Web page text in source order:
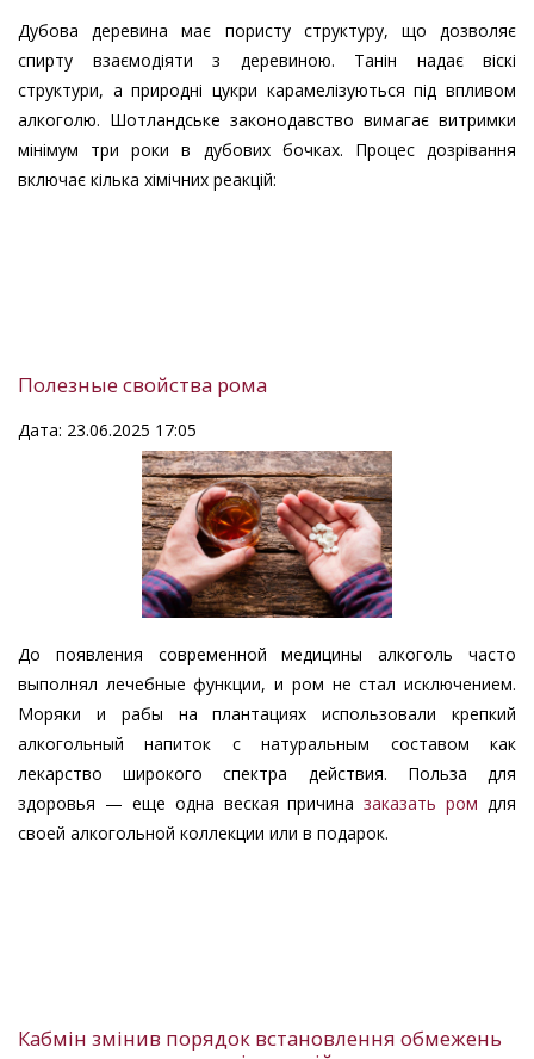
Дубова деревина має пористу структуру, що дозволяє
спирту взаємодіяти з деревиною. Танін надає віскі
структури, а природні цукри карамелізуються під впливом
алкоголю. Шотландське законодавство вимагає витримки
мінімум три роки в дубових бочках. Процес дозрівання
включає кілька хімічних реакцій:
Полезные свойства рома
Дата: 23.06.2025 17:05
До появления современной медицины алкоголь часто
выполнял лечебные функции, и ром не стал исключением.
Моряки и рабы на плантациях использовали крепкий
алкогольный напиток с натуральным составом как
лекарство широкого спектра действия. Польза для
здоровья — еще одна веская причиназаказать ром для
своей алкогольной коллекции или в подарок.
Кабмін змінив порядок встановлення обмежень